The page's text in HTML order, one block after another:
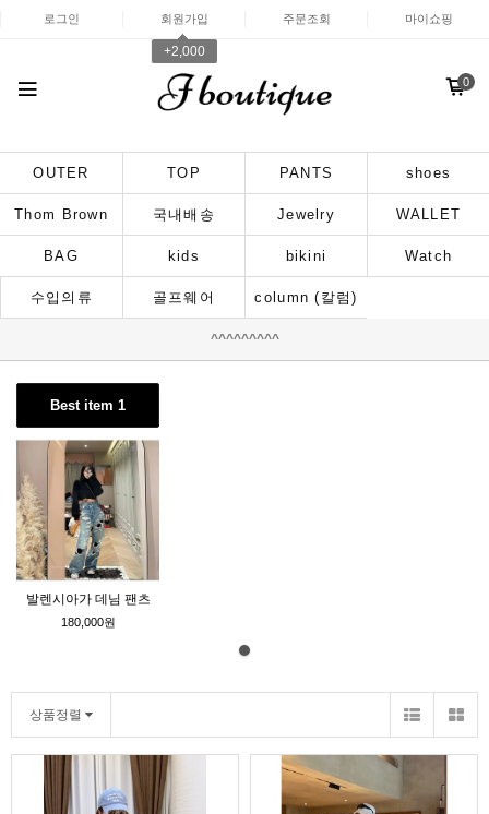
로그인 회원가입
+2,000
주문조회 마이쇼핑
0
OUTER TOP PANTS shoes
Thom Brown 국내배송 Jewelry WALLET
BAG kids bikini Watch
수입의류 골프웨어 column (칼럼)
^^^^^^^^^
Best item 1
발렌시아가 데님 팬츠
180,000원
상품정렬